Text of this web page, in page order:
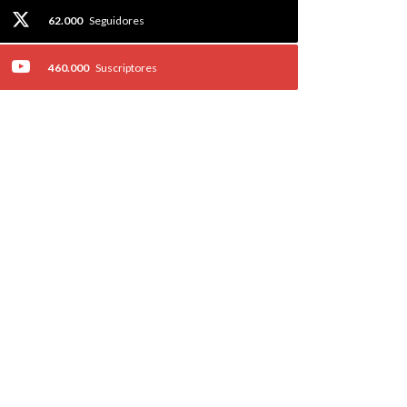
62.000 Seguidores
460.000 Suscriptores